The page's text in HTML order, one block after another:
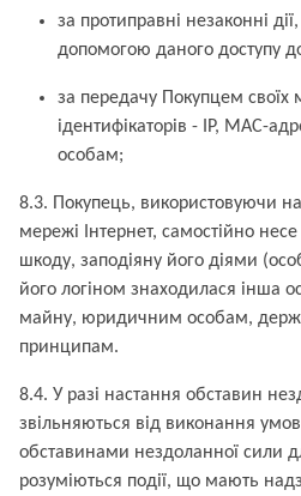
за протиправні незаконні
допомогою даного доступу
за передачу Покупцем своїх
ідентифікаторів - IP, MAC-
особам;
8.3. Покупець, використовуючи
мережі Інтернет, самостійно несе
шкоду, заподіяну його діями
його логіном знаходилася інша
майну, юридичним особам,
принципам.
8.4. У разі настання обставин
звільняються від виконання
обставинами нездоланної сили
розуміються події, що мають